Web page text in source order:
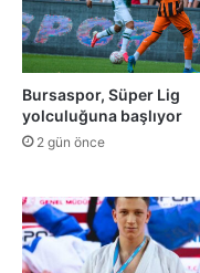
Bursaspor, Süper Lig
yolculuğuna başlıyor
2 gün önce